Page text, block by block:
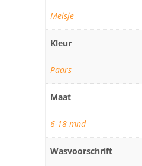
Meisje
Kleur
Paars
Maat
6-18 mnd
Wasvoorschrift